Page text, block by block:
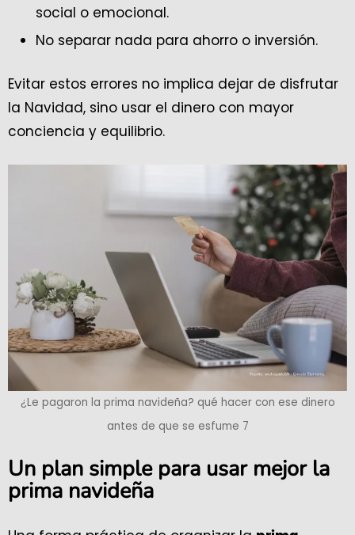
social o emocional.
No separar nada para ahorro o inversión.
Evitar estos errores no implica dejar de disfrutar
la Navidad, sino usar el dinero con mayor
conciencia y equilibrio.
¿Le pagaron la prima navideña? qué hacer con ese dinero
antes de que se esfume 7
Un plan simple para usar mejor la
prima navideña